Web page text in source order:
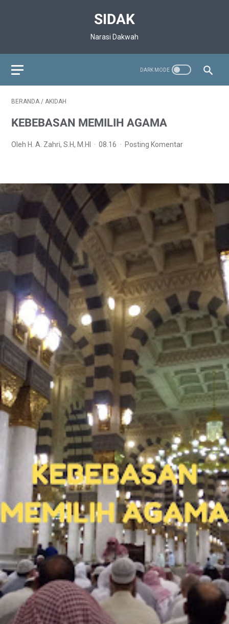
SIDAK
Narasi Dakwah
BERANDA / AKIDAH
KEBEBASAN MEMILIH AGAMA
Oleh H. A. Zahri, S.H, M.HI 08.16 Posting Komentar